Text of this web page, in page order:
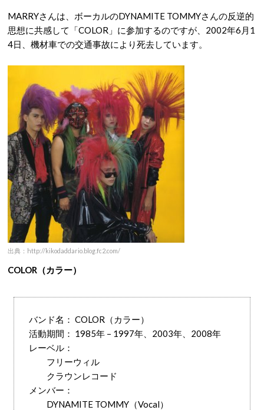
MARRYさんは、ボーカルのDYNAMITE TOMMYさんの反逆的
思想に共感して「COLOR」に参加するのですが、2002年6月1
4日、機材車での交通事故により死去しています。
出典：http://kikodaddario.blog.fc2.com/
COLOR（カラー）
バンド名： COLOR（カラー）
活動期間： 1985年 – 1997年、2003年、2008年
レーベル：
フリーウィル
クラウンレコード
メンバー：
DYNAMITE TOMMY（Vocal）